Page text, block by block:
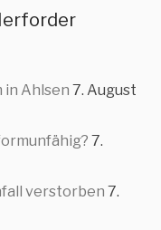
in Ahlsen 7. August
7.
verstorben 7.